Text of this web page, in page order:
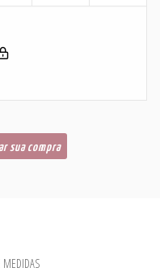
sua compra
MEDIDAS